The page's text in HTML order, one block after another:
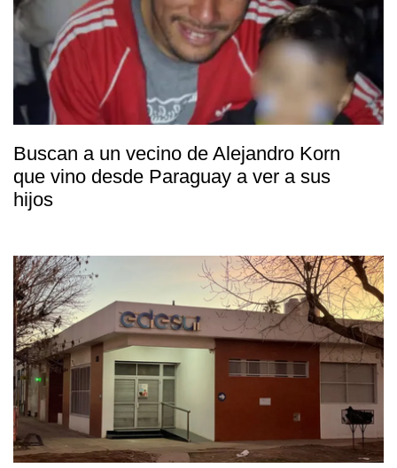
Buscan a un vecino de Alejandro Korn
que vino desde Paraguay a ver a sus
hijos